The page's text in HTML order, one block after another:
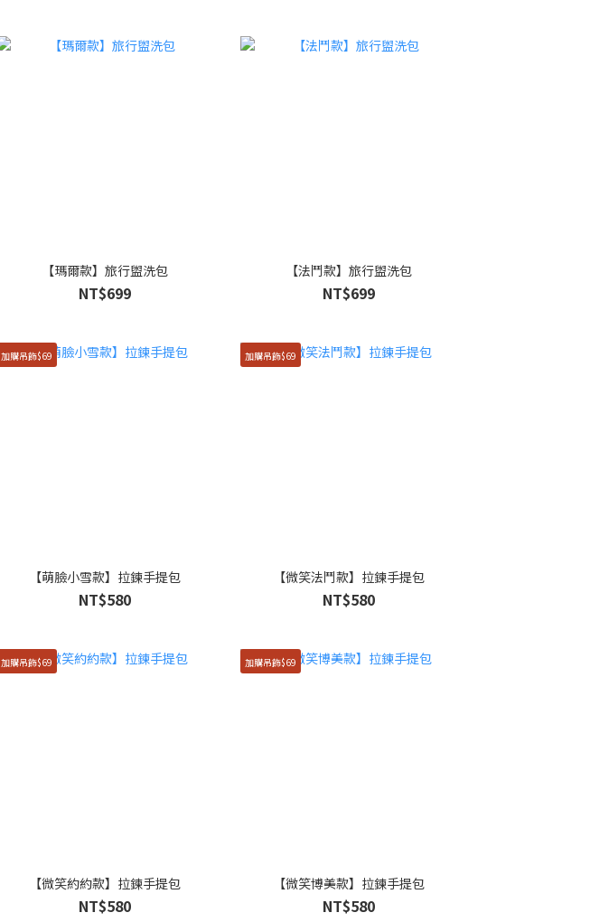
【瑪爾款】旅行盥洗包
NT$699
【法鬥款】旅行盥洗包
NT$699
加購吊飾$69
【萌臉小雪款】拉鍊手提包
NT$580
加購吊飾$69
【微笑法鬥款】拉鍊手提包
NT$580
加購吊飾$69
【微笑約約款】拉鍊手提包
NT$580
加購吊飾$69
【微笑博美款】拉鍊手提包
NT$580